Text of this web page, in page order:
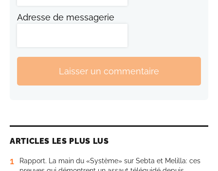
Adresse de messagerie
Laisser un commentaire
ARTICLES LES PLUS LUS
1
Rapport. La main du «Système» sur Sebta et Melilla: ces